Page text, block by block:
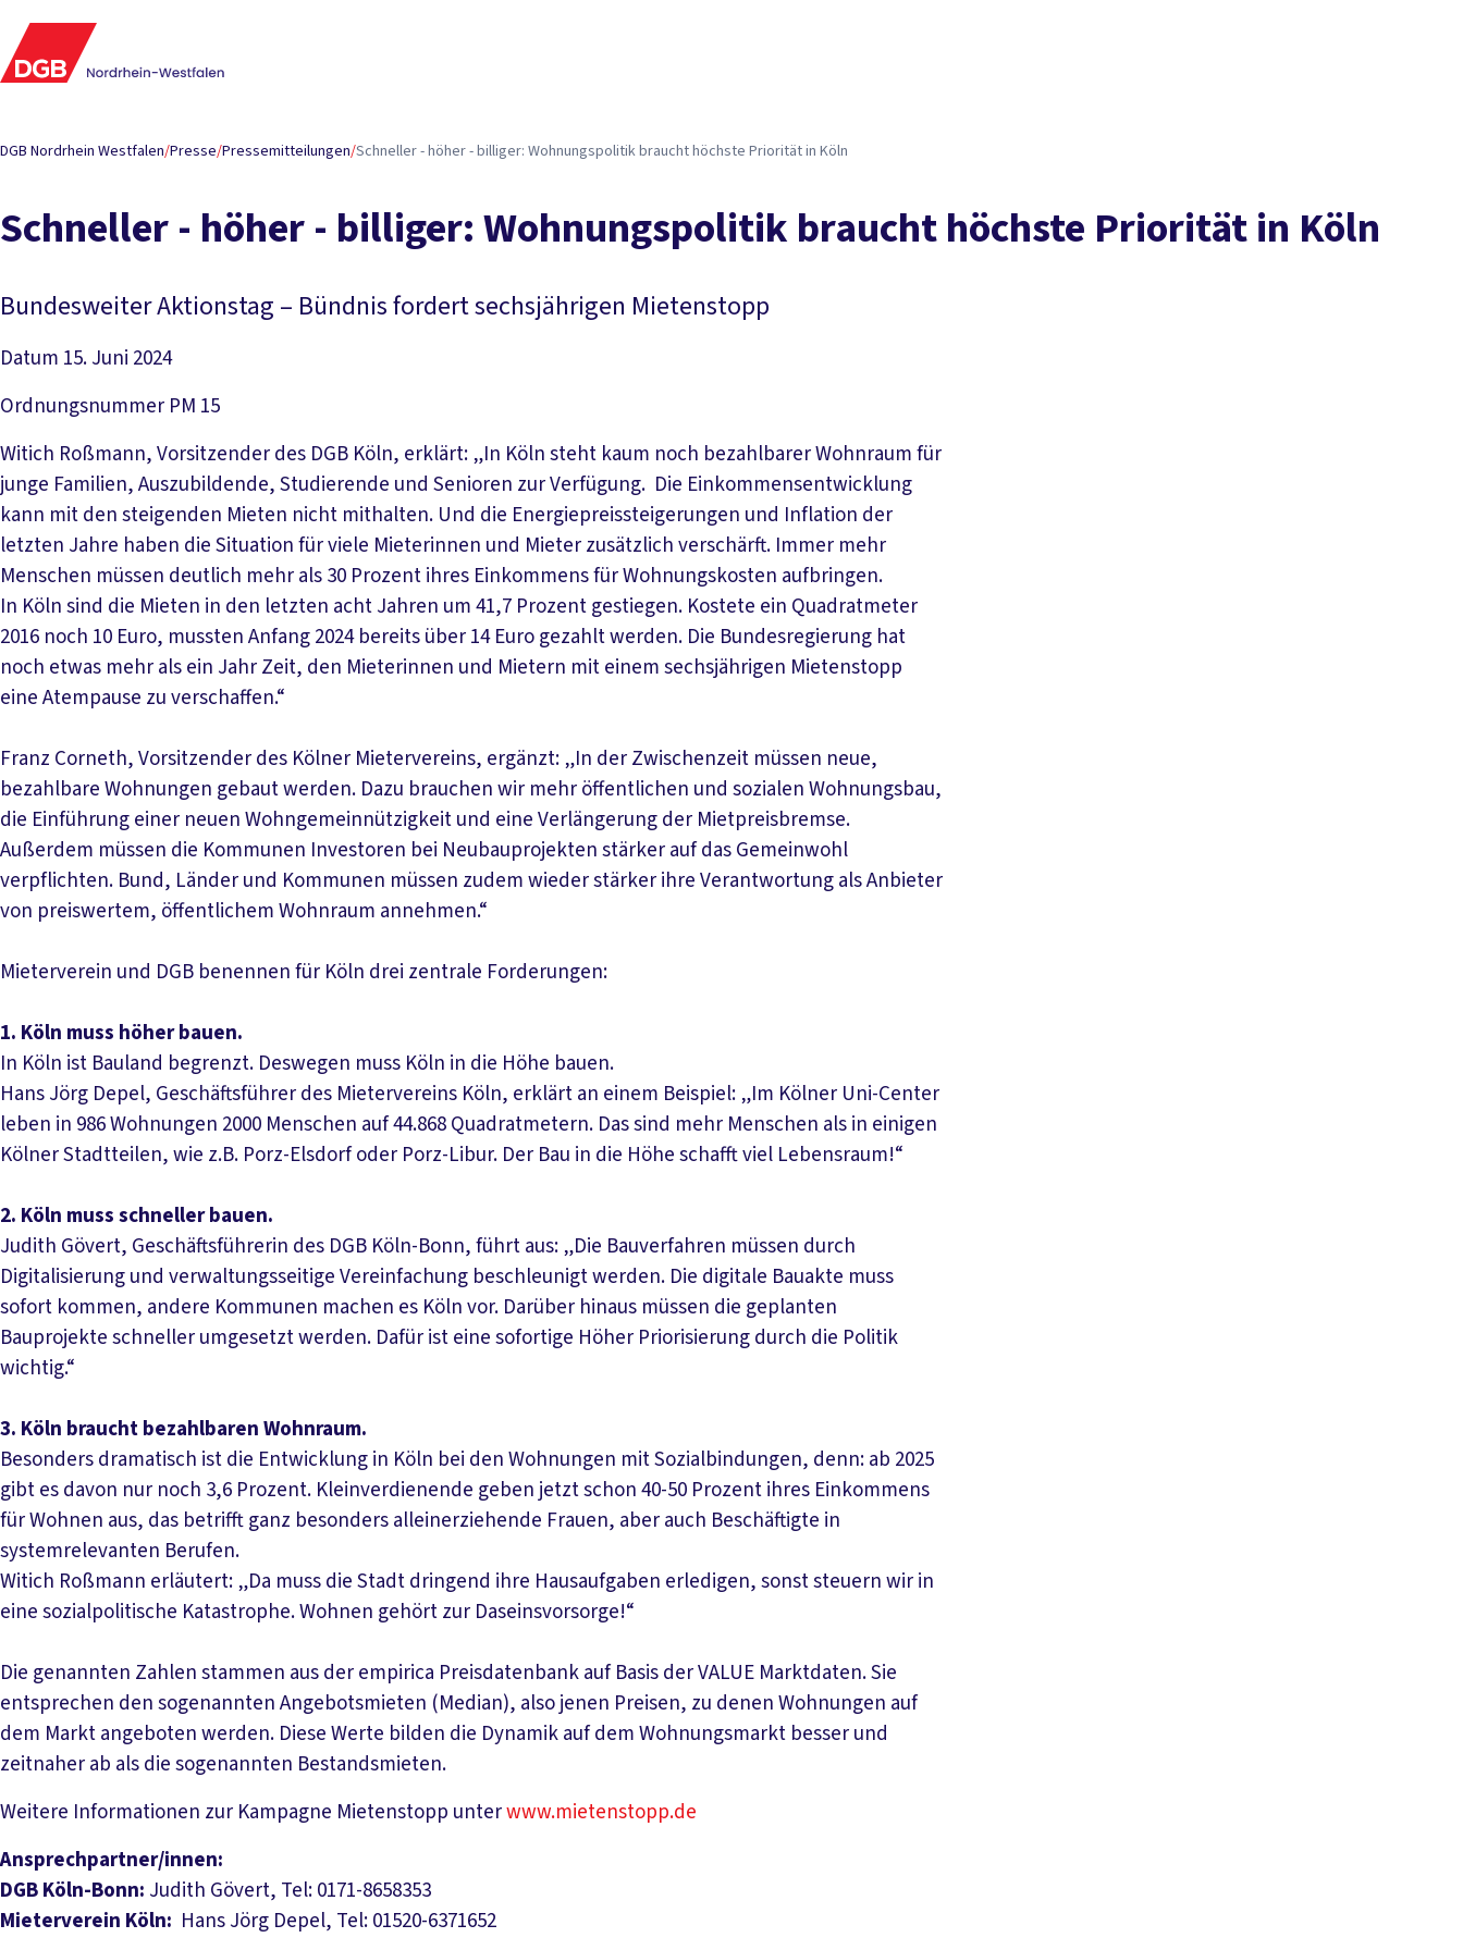
DGB Nordrhein Westfalen/Presse/Pressemitteilungen/Schneller - höher - billiger: Wohnungspolitik braucht höchste Priorität in Köln
Schneller - höher - billiger: Wohnungspolitik braucht höchste Priorität in Köln
Bundesweiter Aktionstag – Bündnis fordert sechsjährigen Mietenstopp
Datum 15. Juni 2024
Ordnungsnummer PM 15
Witich Roßmann, Vorsitzender des DGB Köln, erklärt: „In Köln steht kaum noch bezahlbarer Wohnraum für
junge Familien, Auszubildende, Studierende und Senioren zur Verfügung. Die Einkommensentwicklung
kann mit den steigenden Mieten nicht mithalten. Und die Energiepreissteigerungen und Inflation der
letzten Jahre haben die Situation für viele Mieterinnen und Mieter zusätzlich verschärft. Immer mehr
Menschen müssen deutlich mehr als 30 Prozent ihres Einkommens für Wohnungskosten aufbringen.
In Köln sind die Mieten in den letzten acht Jahren um 41,7 Prozent gestiegen. Kostete ein Quadratmeter
2016 noch 10 Euro, mussten Anfang 2024 bereits über 14 Euro gezahlt werden. Die Bundesregierung hat
noch etwas mehr als ein Jahr Zeit, den Mieterinnen und Mietern mit einem sechsjährigen Mietenstopp
eine Atempause zu verschaffen.“
Franz Corneth, Vorsitzender des Kölner Mietervereins, ergänzt: „In der Zwischenzeit müssen neue,
bezahlbare Wohnungen gebaut werden. Dazu brauchen wir mehr öffentlichen und sozialen Wohnungsbau,
die Einführung einer neuen Wohngemeinnützigkeit und eine Verlängerung der Mietpreisbremse.
Außerdem müssen die Kommunen Investoren bei Neubauprojekten stärker auf das Gemeinwohl
verpflichten. Bund, Länder und Kommunen müssen zudem wieder stärker ihre Verantwortung als Anbieter
von preiswertem, öffentlichem Wohnraum annehmen.“
Mieterverein und DGB benennen für Köln drei zentrale Forderungen:
1. Köln muss höher bauen.
In Köln ist Bauland begrenzt. Deswegen muss Köln in die Höhe bauen.
Hans Jörg Depel, Geschäftsführer des Mietervereins Köln, erklärt an einem Beispiel: „Im Kölner Uni-Center
leben in 986 Wohnungen 2000 Menschen auf 44.868 Quadratmetern. Das sind mehr Menschen als in einigen
Kölner Stadtteilen, wie z.B. Porz-Elsdorf oder Porz-Libur. Der Bau in die Höhe schafft viel Lebensraum!“
2. Köln muss schneller bauen.
Judith Gövert, Geschäftsführerin des DGB Köln-Bonn, führt aus: „Die Bauverfahren müssen durch
Digitalisierung und verwaltungsseitige Vereinfachung beschleunigt werden. Die digitale Bauakte muss
sofort kommen, andere Kommunen machen es Köln vor. Darüber hinaus müssen die geplanten
Bauprojekte schneller umgesetzt werden. Dafür ist eine sofortige Höher Priorisierung durch die Politik
wichtig.“
3. Köln braucht bezahlbaren Wohnraum.
Besonders dramatisch ist die Entwicklung in Köln bei den Wohnungen mit Sozialbindungen, denn: ab 2025
gibt es davon nur noch 3,6 Prozent. Kleinverdienende geben jetzt schon 40-50 Prozent ihres Einkommens
für Wohnen aus, das betrifft ganz besonders alleinerziehende Frauen, aber auch Beschäftigte in
systemrelevanten Berufen.
Witich Roßmann erläutert: „Da muss die Stadt dringend ihre Hausaufgaben erledigen, sonst steuern wir in
eine sozialpolitische Katastrophe. Wohnen gehört zur Daseinsvorsorge!“
Die genannten Zahlen stammen aus der empirica Preisdatenbank auf Basis der VALUE Marktdaten. Sie
entsprechen den sogenannten Angebotsmieten (Median), also jenen Preisen, zu denen Wohnungen auf
dem Markt angeboten werden. Diese Werte bilden die Dynamik auf dem Wohnungsmarkt besser und
zeitnaher ab als die sogenannten Bestandsmieten.
Weitere Informationen zur Kampagne Mietenstopp unterwww.mietenstopp.de
Ansprechpartner/innen:
DGB Köln-Bonn: Judith Gövert, Tel: 0171-8658353
Mieterverein Köln: Hans Jörg Depel, Tel: 01520-6371652